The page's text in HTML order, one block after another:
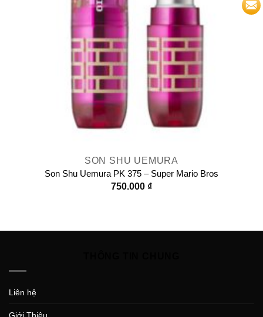
SON SHU UEMURA
Son Shu Uemura PK 375 – Super Mario Bros
750.000 ₫
Liên hệ
Giới Thiệu